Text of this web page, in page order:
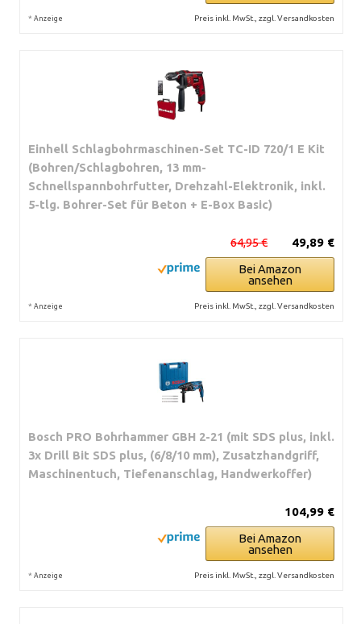
* Anzeige Preis inkl. MwSt., zzgl. Versandkosten
Einhell Schlagbohrmaschinen-Set TC-ID 720/1 E Kit
(Bohren/Schlagbohren, 13 mm-
Schnellspannbohrfutter, Drehzahl-Elektronik, inkl.
5-tlg. Bohrer-Set für Beton + E-Box Basic)
49,89 €
64,95 €
Bei Amazon
ansehen
* Anzeige Preis inkl. MwSt., zzgl. Versandkosten
Bosch PRO Bohrhammer GBH 2-21 (mit SDS plus, inkl.
3x Drill Bit SDS plus, (6/8/10 mm), Zusatzhandgriff,
Maschinentuch, Tiefenanschlag, Handwerkoffer)
104,99 €
Bei Amazon
ansehen
* Anzeige Preis inkl. MwSt., zzgl. Versandkosten